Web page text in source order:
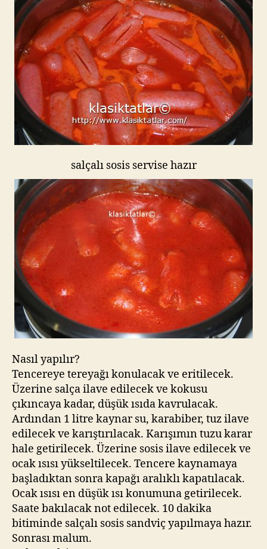
salçalı sosis servise hazır
Nasıl yapılır?
Tencereye tereyağı konulacak ve eritilecek.
Üzerine salça ilave edilecek ve kokusu
çıkıncaya kadar, düşük ısıda kavrulacak.
Ardından 1 litre kaynar su, karabiber, tuz ilave
edilecek ve karıştırılacak. Karışımın tuzu karar
hale getirilecek. Üzerine sosis ilave edilecek ve
ocak ısısı yükseltilecek. Tencere kaynamaya
başladıktan sonra kapağı aralıklı kapatılacak.
Ocak ısısı en düşük ısı konumuna getirilecek.
Saate bakılacak not edilecek. 10 dakika
bitiminde salçalı sosis sandviç yapılmaya hazır.
Sonrası malum.